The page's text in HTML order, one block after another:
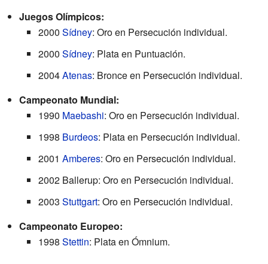
Juegos Olímpicos:
2000 Sídney: Oro en Persecución individual.
2000 Sídney: Plata en Puntuación.
2004Atenas: Bronce en Persecución individual.
Campeonato Mundial:
1990 Maebashi: Oro en Persecución individual.
1998 Burdeos: Plata en Persecución individual.
2001 Amberes: Oro en Persecución individual.
2002 Ballerup: Oro en Persecución individual.
2003 Stuttgart: Oro en Persecución individual.
Campeonato Europeo:
1998 Stettin: Plata en Ómnium.